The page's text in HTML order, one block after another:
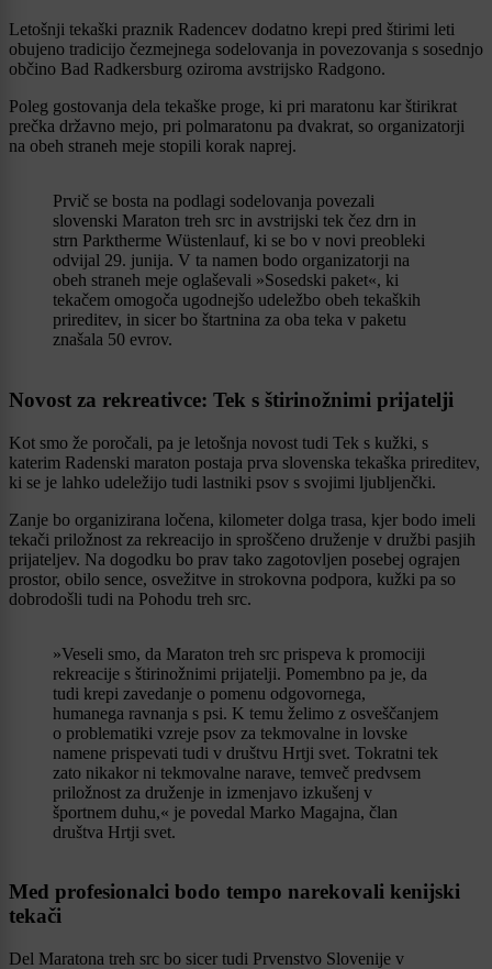
Letošnji tekaški praznik Radencev dodatno krepi pred štirimi leti
obujeno tradicijo čezmejnega sodelovanja in povezovanja s sosednjo
občino Bad Radkersburg oziroma avstrijsko Radgono.
Poleg gostovanja dela tekaške proge, ki pri maratonu kar štirikrat
prečka državno mejo, pri polmaratonu pa dvakrat, so organizatorji
na obeh straneh meje stopili korak naprej.
Prvič se bosta na podlagi sodelovanja povezali
slovenski Maraton treh src in avstrijski tek čez drn in
strn Parktherme Wüstenlauf, ki se bo v novi preobleki
odvijal 29. junija. V ta namen bodo organizatorji na
obeh straneh meje oglaševali »Sosedski paket«, ki
tekačem omogoča ugodnejšo udeležbo obeh tekaških
prireditev, in sicer bo štartnina za oba teka v paketu
znašala 50 evrov.
Novost za rekreativce: Tek s štirinožnimi prijatelji
Kot smo že poročali, pa je letošnja novost tudi Tek s kužki, s
katerim Radenski maraton postaja prva slovenska tekaška prireditev,
ki se je lahko udeležijo tudi lastniki psov s svojimi ljubljenčki.
Zanje bo organizirana ločena, kilometer dolga trasa, kjer bodo imeli
tekači priložnost za rekreacijo in sproščeno druženje v družbi pasjih
prijateljev. Na dogodku bo prav tako zagotovljen posebej ograjen
prostor, obilo sence, osvežitve in strokovna podpora, kužki pa so
dobrodošli tudi na Pohodu treh src.
»Veseli smo, da Maraton treh src prispeva k promociji
rekreacije s štirinožnimi prijatelji. Pomembno pa je, da
tudi krepi zavedanje o pomenu odgovornega,
humanega ravnanja s psi. K temu želimo z osveščanjem
o problematiki vzreje psov za tekmovalne in lovske
namene prispevati tudi v društvu Hrtji svet. Tokratni tek
zato nikakor ni tekmovalne narave, temveč predvsem
priložnost za druženje in izmenjavo izkušenj v
športnem duhu,« je povedal Marko Magajna, član
društva Hrtji svet.
Med profesionalci bodo tempo narekovali kenijski
tekači
Del Maratona treh src bo sicer tudi Prvenstvo Slovenije v